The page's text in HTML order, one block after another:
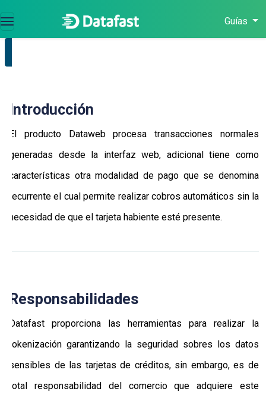
Guías
Responsabilidades
Anulaciones
Pago
Log
Introducción
El producto Dataweb procesa transacciones normales
generadas desde la interfaz web, adicional tiene como
características otra modalidad de pago que se denomina
recurrente el cual permite realizar cobros automáticos sin la
necesidad de que el tarjeta habiente esté presente.
Responsabilidades
Datafast proporciona las herramientas para realizar la
tokenización garantizando la seguridad sobres los datos
sensibles de las tarjetas de créditos, sin embargo, es de
total responsabilidad del comercio que adquiere este